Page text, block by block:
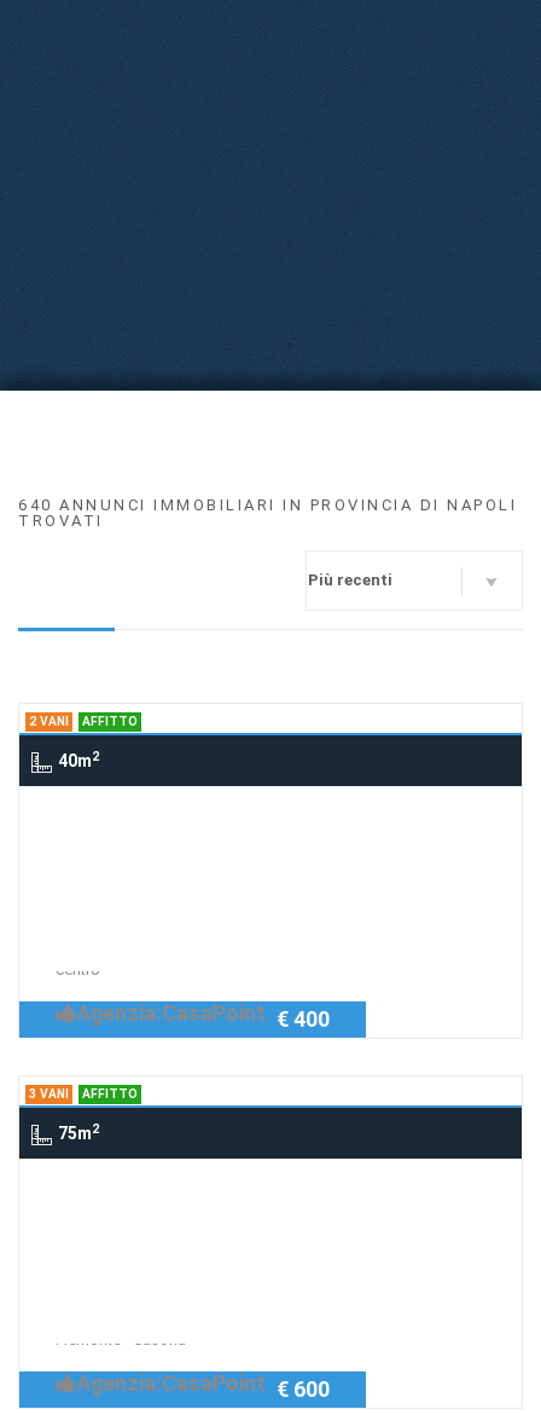
640 ANNUNCI IMMOBILIARI IN PROVINCIA DI NAPOLI
TROVATI
2 VANI AFFITTO
40m2
centro
Agenzia:CasaPoint € 400
3 VANI AFFITTO
75m2
Piemonte - Casoria
Agenzia:CasaPoint € 600